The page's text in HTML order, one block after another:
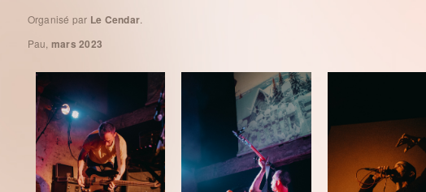
Organisé par Le Cendar.
Pau, mars 2023